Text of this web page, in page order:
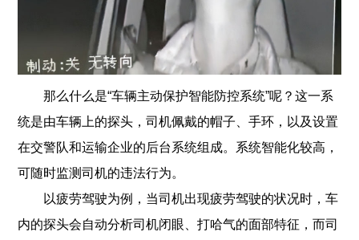
那么什么是“车辆主动保护智能防控系统”呢？这一系
统是由车辆上的探头，司机佩戴的帽子、手环，以及设置
在交警队和运输企业的后台系统组成。系统智能化较高，
可随时监测司机的违法行为。
以疲劳驾驶为例，当司机出现疲劳驾驶的状况时，车
内的探头会自动分析司机闭眼、打哈气的面部特征，而司